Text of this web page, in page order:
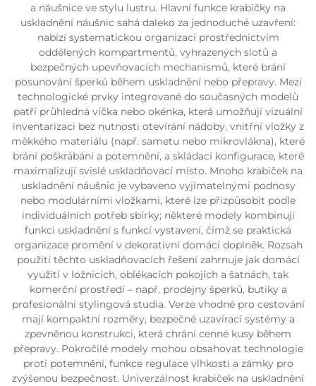
a náušnice ve stylu lustru. Hlavní funkce krabičky na
uskladnění náušnic sahá daleko za jednoduché uzavření:
nabízí systematickou organizaci prostřednictvím
oddělených kompartmentů, vyhrazených slotů a
bezpečných upevňovacích mechanismů, které brání
posunování šperků během uskladnění nebo přepravy. Mezi
technologické prvky integrované do současných modelů
patří průhledná víčka nebo okénka, která umožňují vizuální
inventarizaci bez nutnosti otevírání nádoby, vnitřní vložky z
měkkého materiálu (např. sametu nebo mikrovlákna), které
brání poškrábání a potemnění, a skládací konfigurace, které
maximalizují svislé uskladňovací místo. Mnoho krabiček na
uskladnění náušnic je vybaveno vyjímatelnými podnosy
nebo modulárními vložkami, které lze přizpůsobit podle
individuálních potřeb sbírky; některé modely kombinují
funkci uskladnění s funkcí vystavení, čímž se praktická
organizace promění v dekorativní domácí doplněk. Rozsah
použití těchto uskladňovacích řešení zahrnuje jak domácí
využití v ložnicích, oblékacích pokojích a šatnách, tak
komerční prostředí – např. prodejny šperků, butiky a
profesionální stylingová studia. Verze vhodné pro cestování
mají kompaktní rozměry, bezpečné uzavírací systémy a
zpevněnou konstrukci, která chrání cenné kusy během
přepravy. Pokročilé modely mohou obsahovat technologie
proti potemnění, funkce regulace vlhkosti a zámky pro
zvýšenou bezpečnost. Univerzálnost krabiček na uskladnění